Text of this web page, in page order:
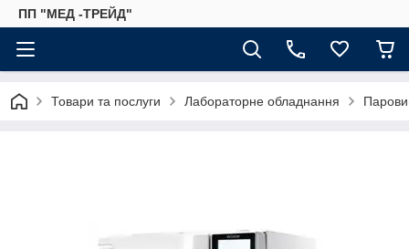
ПП "МЕД -ТРЕЙД"
Товари та послуги Лабораторне обладнання